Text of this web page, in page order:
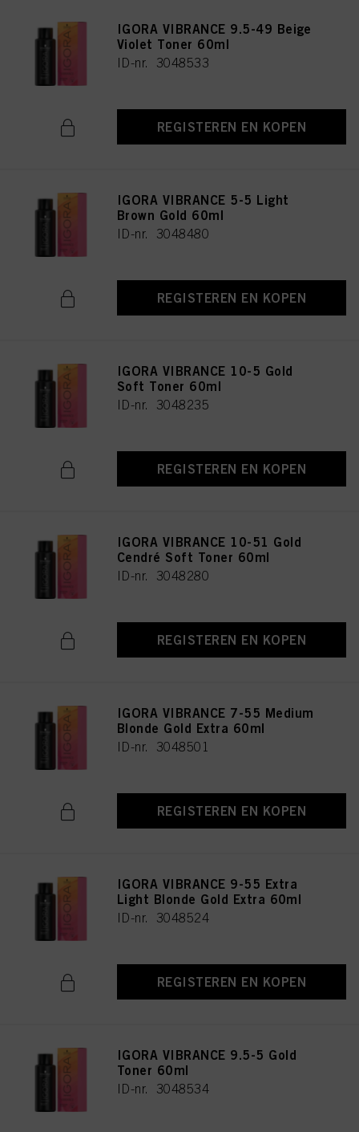
IGORA VIBRANCE 9.5-49 Beige
Violet Toner 60ml
ID-nr. 3048533
REGISTEREN EN KOPEN
IGORA VIBRANCE 5-5 Light
Brown Gold 60ml
ID-nr. 3048480
REGISTEREN EN KOPEN
IGORA VIBRANCE 10-5 Gold
Soft Toner 60ml
ID-nr. 3048235
REGISTEREN EN KOPEN
IGORA VIBRANCE 10-51 Gold
Cendré Soft Toner 60ml
ID-nr. 3048280
REGISTEREN EN KOPEN
IGORA VIBRANCE 7-55 Medium
Blonde Gold Extra 60ml
ID-nr. 3048501
REGISTEREN EN KOPEN
IGORA VIBRANCE 9-55 Extra
Light Blonde Gold Extra 60ml
ID-nr. 3048524
REGISTEREN EN KOPEN
IGORA VIBRANCE 9.5-5 Gold
Toner 60ml
ID-nr. 3048534